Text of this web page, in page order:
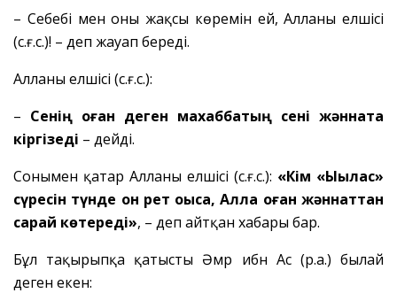
– Себебі мен оны жақсы көремін ей, Алланың елшісі
(с.ғ.с.)! – деп жауап береді.
Алланың елшісі (с.ғ.с.):
– Сенің оған деген махаббатың сені жәннатқа
кіргізеді – дейді.
Сонымен қатар Алланың елшісі (с.ғ.с.): «Кім «Ықылас»
сүресін түнде он рет оқыса, Алла оған жәннаттан
сарай көтереді», – деп айтқан хабары бар.
Бұл тақырыпқа қатысты Әмр ибн Ас (р.а.) былай
деген екен: